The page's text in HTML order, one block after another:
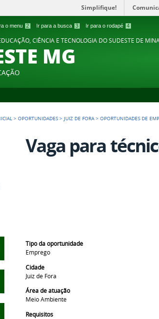
o menu 2 Ir para a busca 3 Ir para o rodapé 4
Simplifique!
CIÊNCIA E TECNOLOGIA DO SUDESTE DE
MG
>OPORTUNIDADES > JUIZ DE FORA >OPORTUNIDADES DE
Vaga para
Tipo da oportunidade
Emprego
Cidade
Juiz de Fora
Área de atuação
Meio Ambiente
Requisitos